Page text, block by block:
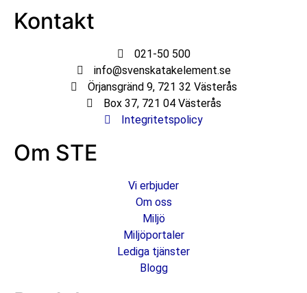
Kontakt
021-50 500
info@svenskatakelement.se
Örjansgränd 9, 721 32 Västerås
Box 37, 721 04 Västerås
Integritetspolicy
Om STE
Vi erbjuder
Om oss
Miljö
Miljöportaler
Lediga tjänster
Blogg